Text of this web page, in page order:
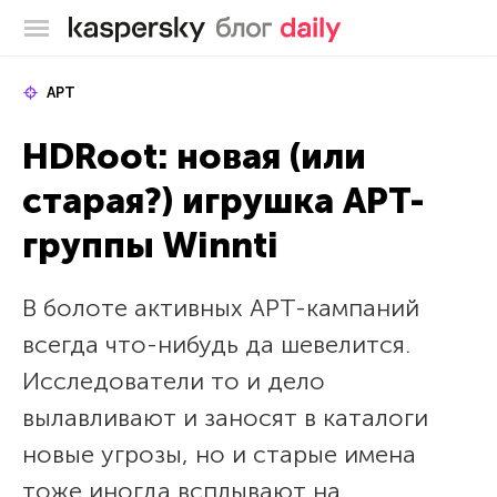
Блог Касперского
APT
HDRoot: новая (или
старая?) игрушка APT-
группы Winnti
В болоте активных APT-кампаний
всегда что-нибудь да шевелится.
Исследователи то и дело
вылавливают и заносят в каталоги
новые угрозы, но и старые имена
тоже иногда всплывают на